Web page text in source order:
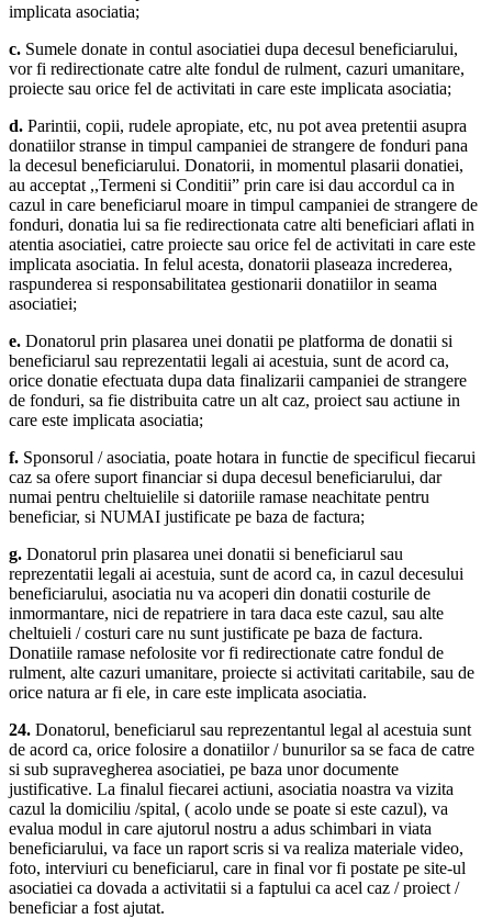
implicata asociatia;
c. Sumele donate in contul asociatiei dupa decesul beneficiarului,
vor fi redirectionate catre alte fondul de rulment, cazuri umanitare,
proiecte sau orice fel de activitati in care este implicata asociatia;
d. Parintii, copii, rudele apropiate, etc, nu pot avea pretentii asupra
donatiilor stranse in timpul campaniei de strangere de fonduri pana
la decesul beneficiarului. Donatorii, in momentul plasarii donatiei,
au acceptat ,,Termeni si Conditii” prin care isi dau accordul ca in
cazul in care beneficiarul moare in timpul campaniei de strangere de
fonduri, donatia lui sa fie redirectionata catre alti beneficiari aflati in
atentia asociatiei, catre proiecte sau orice fel de activitati in care este
implicata asociatia. In felul acesta, donatorii plaseaza increderea,
raspunderea si responsabilitatea gestionarii donatiilor in seama
asociatiei;
e. Donatorul prin plasarea unei donatii pe platforma de donatii si
beneficiarul sau reprezentatii legali ai acestuia, sunt de acord ca,
orice donatie efectuata dupa data finalizarii campaniei de strangere
de fonduri, sa fie distribuita catre un alt caz, proiect sau actiune in
care este implicata asociatia;
f. Sponsorul / asociatia, poate hotara in functie de specificul fiecarui
caz sa ofere suport financiar si dupa decesul beneficiarului, dar
numai pentru cheltuielile si datoriile ramase neachitate pentru
beneficiar, si NUMAI justificate pe baza de factura;
g. Donatorul prin plasarea unei donatii si beneficiarul sau
reprezentatii legali ai acestuia, sunt de acord ca, in cazul decesului
beneficiarului, asociatia nu va acoperi din donatii costurile de
inmormantare, nici de repatriere in tara daca este cazul, sau alte
cheltuieli / costuri care nu sunt justificate pe baza de factura.
Donatiile ramase nefolosite vor fi redirectionate catre fondul de
rulment, alte cazuri umanitare, proiecte si activitati caritabile, sau de
orice natura ar fi ele, in care este implicata asociatia.
24. Donatorul, beneficiarul sau reprezentantul legal al acestuia sunt
de acord ca, orice folosire a donatiilor / bunurilor sa se faca de catre
si sub supravegherea asociatiei, pe baza unor documente
justificative. La finalul fiecarei actiuni, asociatia noastra va vizita
cazul la domiciliu /spital, ( acolo unde se poate si este cazul), va
evalua modul in care ajutorul nostru a adus schimbari in viata
beneficiarului, va face un raport scris si va realiza materiale video,
foto, interviuri cu beneficiarul, care in final vor fi postate pe site-ul
asociatiei ca dovada a activitatii si a faptului ca acel caz / proiect /
beneficiar a fost ajutat.